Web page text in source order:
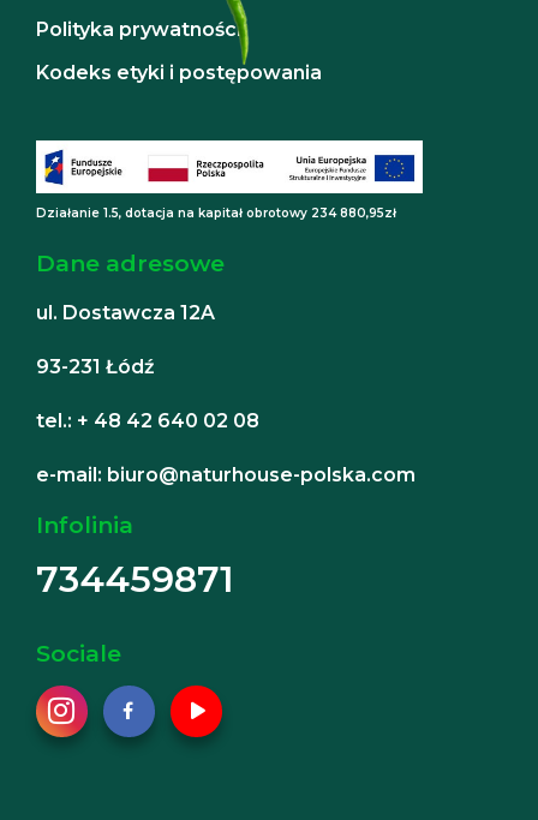
Polityka prywatności
Kodeks etyki i postępowania
Działanie 1.5, dotacja na kapitał obrotowy 234 880,95zł
Dane adresowe
ul. Dostawcza 12A
93-231 Łódź
tel.: + 48 42 640 02 08
e-mail: biuro@naturhouse-polska.com
Infolinia
734459871
Sociale